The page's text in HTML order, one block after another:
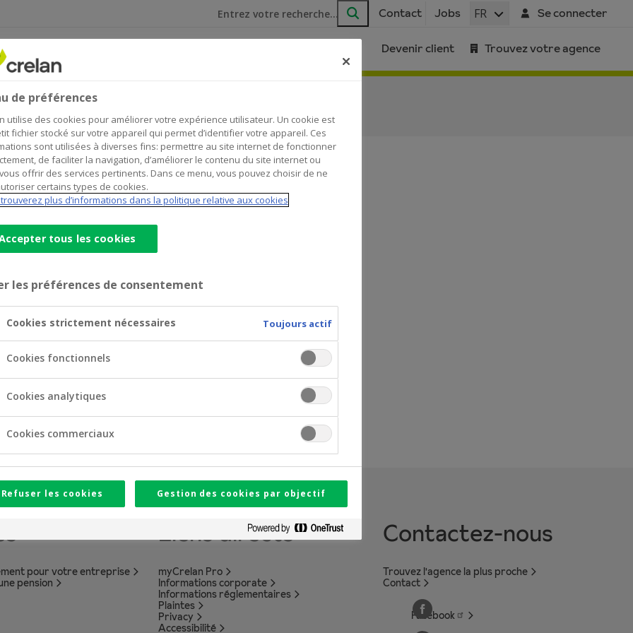
Je cherche
Rechercher
Contact Jobs FR Se connecter
investir Devenir client Trouvez votre agence
Accidents et maladie
van een ongeval.
medewerkers.
pour votre entreprise
pension
Liens directs
myCrelan Pro
Informations corporate
Informations réglementaires
Plaintes
Privacy
Accessibilité
Contactez-nous
Trouvez l'agence la plus proche
Contact
Facebook
de préférences
utilise des cookies pour améliorer votre expérience utilisateur. Un cookie est
fichier stocké sur votre appareil qui permet d’identifier votre appareil. Ces
sont utilisées à diverses fins: permettre au site internet de fonctionner
de faciliter la navigation, d’améliorer le contenu du site internet ou
offrir des services pertinents. Dans ce menu, vous pouvez choisir de ne
certains types de cookies.
plus d’informations dans la politique relative aux cookies
tous les cookies
les préférences de consentement
Cookies strictement nécessaires Toujours actif
Cookies fonctionnels
Cookies analytiques
Cookies commerciaux
Refuser les cookies Gestion des cookies par objectif